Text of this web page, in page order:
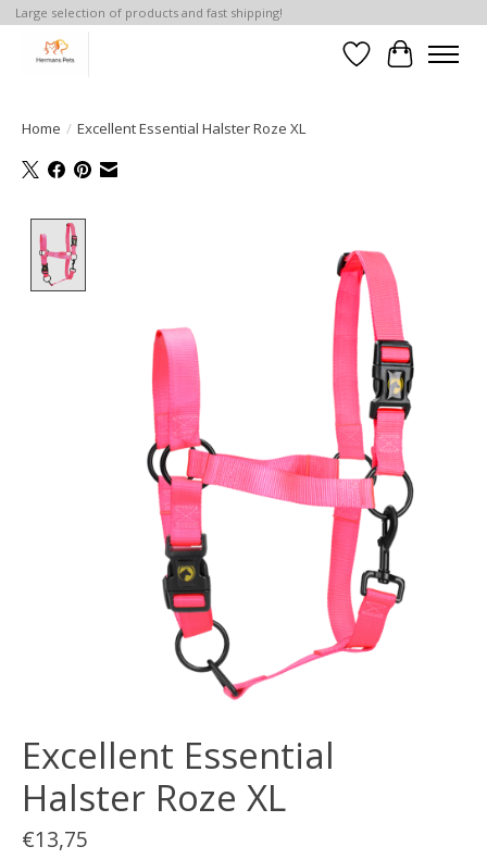
Large selection of products and fast shipping!
Verlanglijst
Home / Excellent Essential Halster Roze XL
Excellent Essential
Halster Roze XL
€13,75